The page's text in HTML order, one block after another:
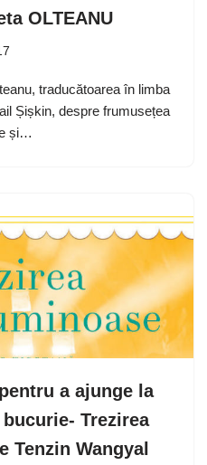
OLTEANU
traducătoarea în limba
Șișkin, despre frumusețea
și…
a ajunge la
Trezirea
Tenzin Wangyal